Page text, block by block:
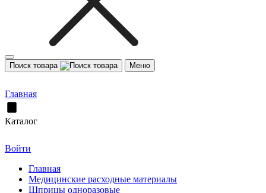
Поиск товара Меню
Главная
Каталог
Войти
Главная
Медицинские расходные материалы
Шприцы одноразовые